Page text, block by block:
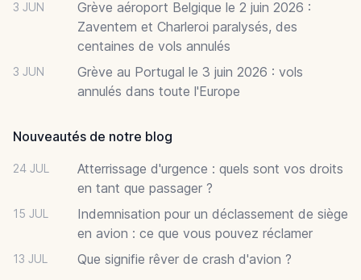
3 JUN
Grève aéroport Belgique le 2 juin 2026 :
Zaventem et Charleroi paralysés, des
centaines de vols annulés
3 JUN
Grève au Portugal le 3 juin 2026 : vols
annulés dans toute l'Europe
Nouveautés de notre blog
24 JUL
Atterrissage d'urgence : quels sont vos droits
en tant que passager ?
15 JUL
Indemnisation pour un déclassement de siège
en avion : ce que vous pouvez réclamer
13 JUL Que signifie rêver de crash d'avion ?